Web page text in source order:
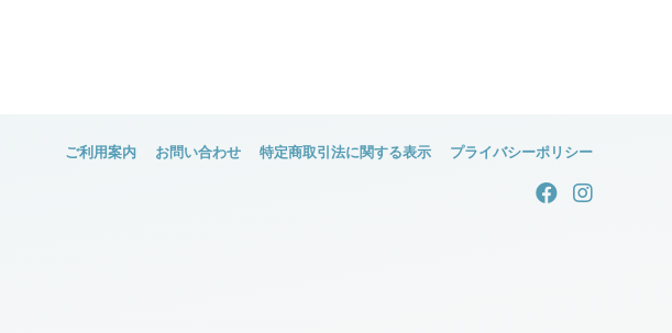
ご利用案内 お問い合わせ 特定商取引法に関する表示 プライバシーポリシー